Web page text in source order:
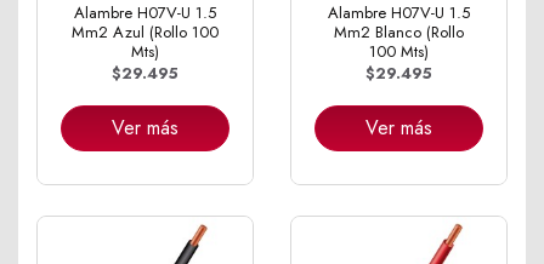
Alambre H07V-U 1.5
Mm2 Azul (Rollo 100
Mts)
$29.495
Ver más
Alambre H07V-U 1.5
Mm2 Blanco (Rollo
100 Mts)
$29.495
Ver más